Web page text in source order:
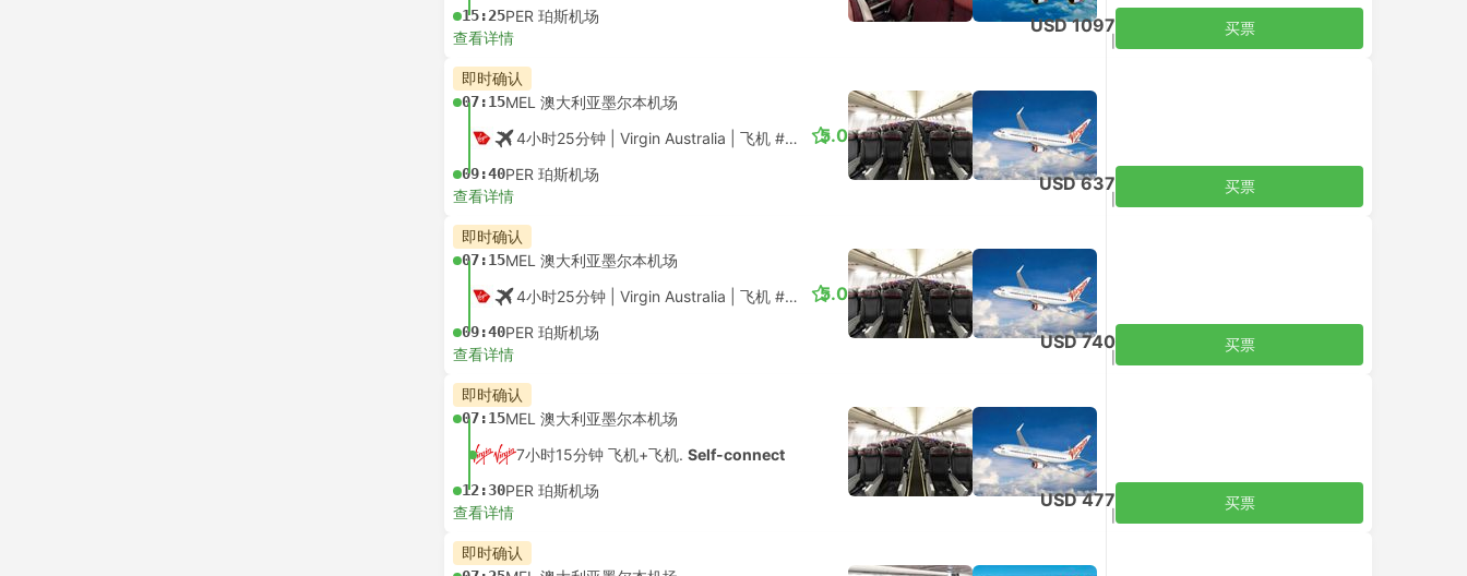
15:25PER 珀斯机场
查看详情
USD 1097 买票
即时确认
07:15MEL 澳大利亚墨尔本机场
4小时25分钟 | Virgin Australia 飞机 #VA677 |经济舱
09:40PER 珀斯机场
5.0
查看详情
USD 637 买票
即时确认
07:15MEL 澳大利亚墨尔本机场
4小时25分钟 | Virgin Australia 飞机 #VA677 |经济舱
09:40PER 珀斯机场
5.0
查看详情
USD 740 买票
即时确认
07:15MEL 澳大利亚墨尔本机场
7小时15分钟 飞机+飞机. Self-connect
12:30PER 珀斯机场
查看详情
USD 477 买票
即时确认